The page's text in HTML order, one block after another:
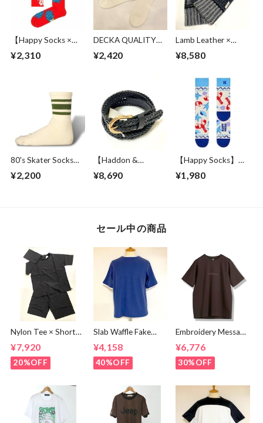
【Happy Socks ×
Millennium Falcon
¥2,310
DECKA QUALITY
BÓINNE Pile Socks
¥2,420
Lamb Leather ×
Combination
¥8,580
80's Skater Socks
Short Length
¥2,200
【Haddon &
Leather Weaving
¥8,690
【Happy Socks】
¥1,980
セール中の商品
Nylon Tee × Shorts
¥7,920
20%OFF
Slab Waffle Fake
Cut & Sewn Navy
¥4,158
40%OFF
Embroidery Message
shirts Brown
¥6,776
30%OFF